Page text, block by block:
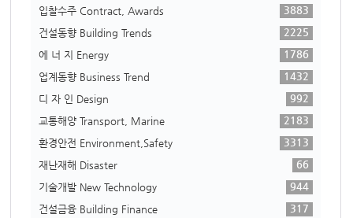
입찰수주 Contract, Awards
3883
건설동향 Building Trends
2225
에 너 지 Energy
1786
업계동향 Business Trend
1432
디 자 인 Design
992
교통해양 Transport, Marine
2183
환경안전 Environment,Safety
3313
재난재해 Disaster
66
기술개발 New Technology
944
건설금융 Building Finance
317